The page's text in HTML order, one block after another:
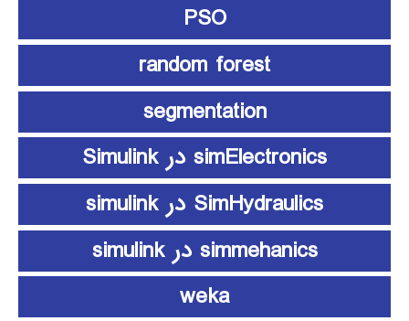
PSO
random forest
segmentation
simElectronics در Simulink
SimHydraulics در simulink
simmehanics در simulink
weka